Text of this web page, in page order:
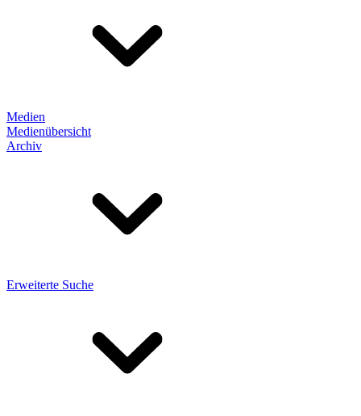
Medien
Medienübersicht
Archiv
Erweiterte Suche